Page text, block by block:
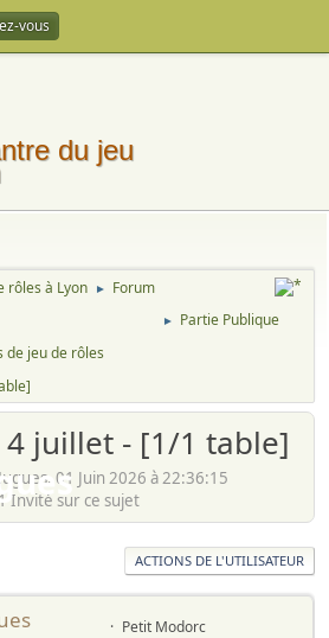
vous
rôles à Lyon ► Forum
► Partie Publique
de jeu de rôles
4 juillet - [1/1 table]
01 Juin 2026 à 22:36:15
Invité sur ce sujet
ACTIONS DE L'UTILISATEUR
Petit Modorc